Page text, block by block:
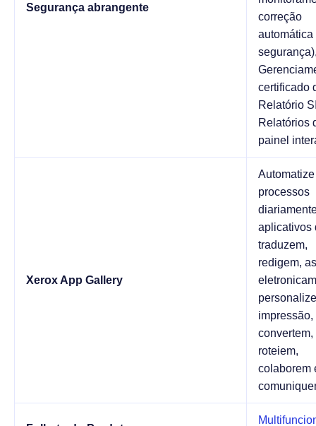
Segurança abrangente
correção
automática
certificado
Relatório
Relatórios
painel
Xerox App Gallery
processos
aplicativos
traduzem,
redigem,
impressão,
convertem,
roteiem,
colaborem